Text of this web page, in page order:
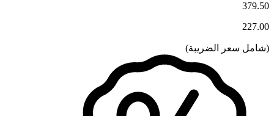
379.50
227.00
(شامل سعر الضريبة)